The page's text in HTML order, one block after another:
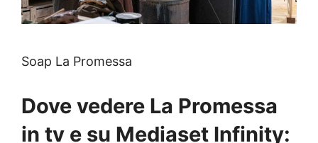
Soap La Promessa
Dove vedere La Promessa
in tv e su Mediaset Infinity: